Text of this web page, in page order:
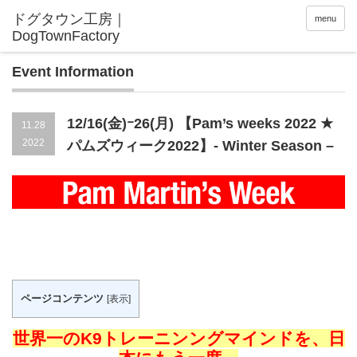
menu
Event Information
11.28
2022
12/16(金)ｰ26(月) 【Pam’s weeks 2022 ★
パムズウィーク2022】- Winter Season –
ページコンテンツ [表示]
世界一のK9トレーニンングマインドを、日